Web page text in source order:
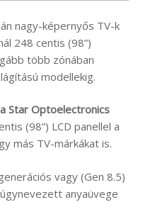
nagy-képernyős TV-k
248 centis (98”)
több zónában
modellekig.
Star Optoelectronics
(98”) LCD panellel a
más TV-márkákat is.
vagy (Gen 8.5)
anyaüvege